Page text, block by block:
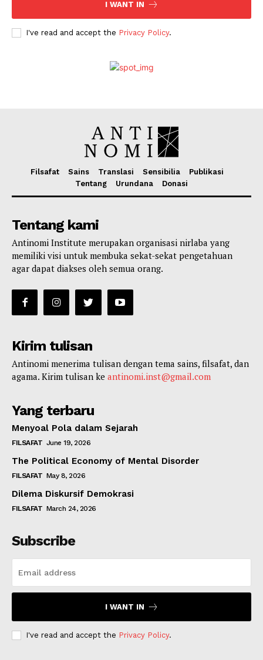
I WANT IN
I've read and accept the Privacy Policy.
Filsafat Sains Translasi Sensibilia
Publikasi
Tentang
Urundana Donasi
Tentang kami
Antinomi Institute merupakan organisasi nirlaba yang
memiliki visi untuk membuka sekat-sekat pengetahuan
agar dapat diakses oleh semua orang.
Kirim tulisan
Antinomi menerima tulisan dengan tema sains, filsafat, dan
agama. Kirim tulisan ke antinomi.inst@gmail.com
Yang terbaru
Menyoal Pola dalam Sejarah
FILSAFAT June 19, 2026
The Political Economy of Mental Disorder
FILSAFAT May 8, 2026
Dilema Diskursif Demokrasi
FILSAFAT March 24, 2026
Subscribe
I WANT IN
I've read and accept the Privacy Policy.